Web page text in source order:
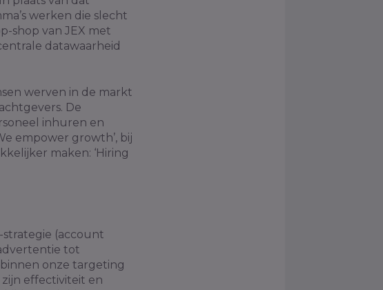
werken die slecht
shop van JEX met
datawaarheid
werven in de markt
De
inhuren en
empower growth’, bij
maken: ‘Hiring
(account
tot
onze targeting
effectiviteit en